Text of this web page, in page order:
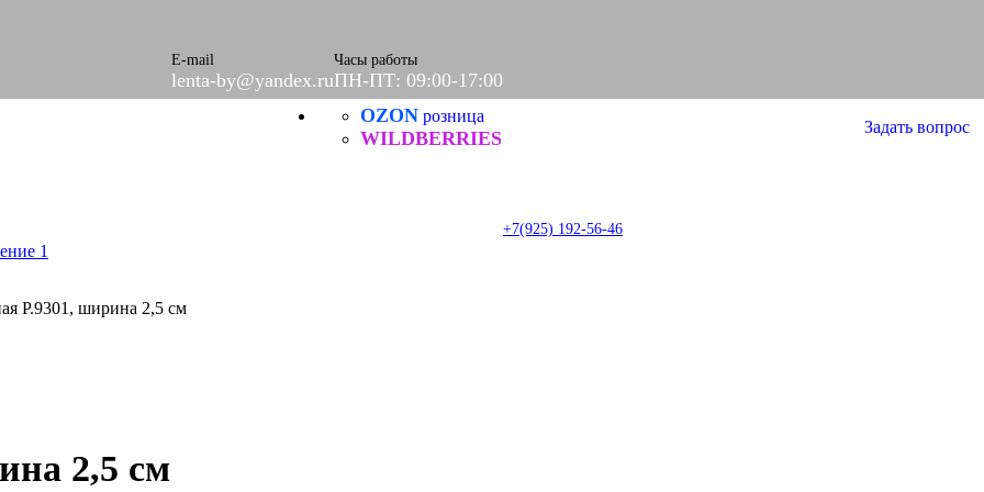
E-mail
lenta-by@yandex.ru
Часы работы
ПН-ПТ: 09:00-17:00
+7(925) 192-56-46
OZON розница
WILDBERRIES
Задать вопрос
Р.9301, ширина 2,5 см
2,5 см